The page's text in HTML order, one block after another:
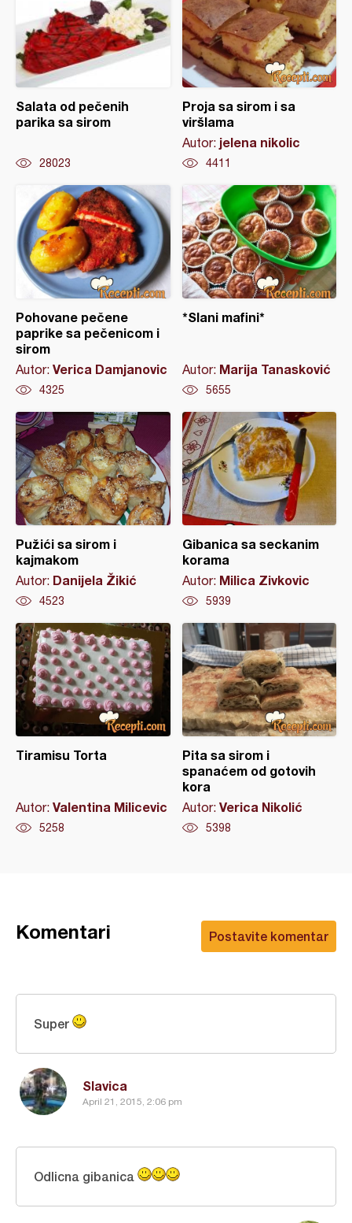
Salata od pečenih
parika sa sirom
28023
Proja sa sirom i sa
viršlama
Autor: jelena nikolic
4411
Pohovane pečene
paprike sa pečenicom i
sirom
Autor: Verica Damjanovic
4325
*Slani mafini*
Autor: Marija Tanasković
5655
Pužići sa sirom i
kajmakom
Autor: Danijela Žikić
4523
Gibanica sa seckanim
korama
Autor: Milica Zivkovic
5939
Tiramisu Torta
Autor: Valentina Milicevic
5258
Pita sa sirom i
spanaćem od gotovih
kora
Autor: Verica Nikolić
5398
Postavite komentar
Komentari
Slavica
April 21, 2015, 2:06 pm
Super
Odlicna gibanica